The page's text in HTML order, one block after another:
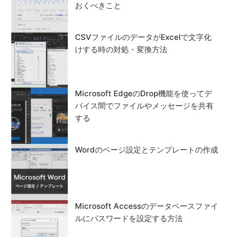
おくべきこと
CSVファイルのデータがExcelで文字化
けする時の対処・変換方法
Microsoft EdgeのDrop機能を使ってデ
バイス間でファイルやメッセージを共有
する
Wordのページ設定とテンプレートの作成
Microsoft Accessのデータベースファイ
ルにパスワードを設定する方法